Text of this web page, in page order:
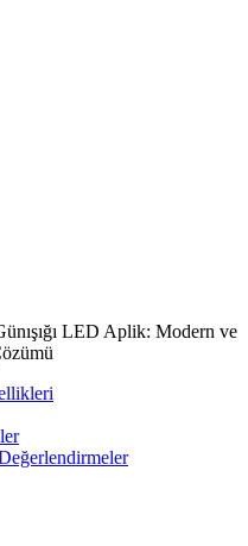
LED Aplik: Modern ve